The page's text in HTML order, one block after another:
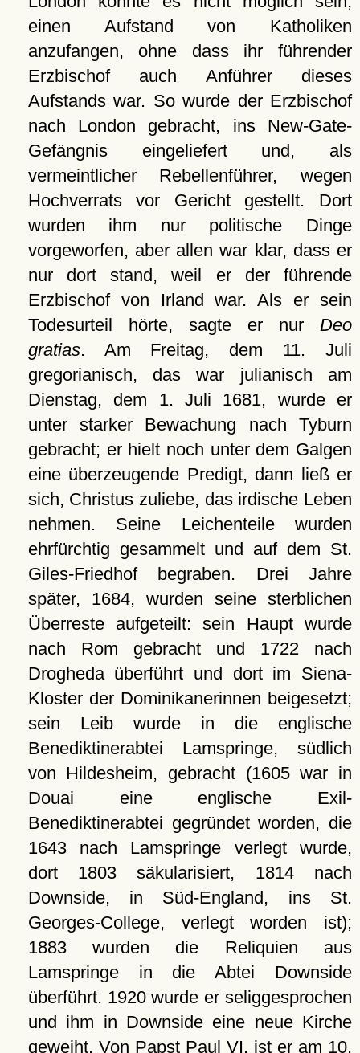
einen Aufstand von Katholiken
anzufangen, ohne dass ihr führender
Erzbischof auch Anführer dieses
Aufstands war. So wurde der Erzbischof
nach London gebracht, ins New-Gate-
Gefängnis eingeliefert und, als
vermeintlicher Rebellenführer, wegen
Hochverrats vor Gericht gestellt. Dort
wurden ihm nur politische Dinge
vorgeworfen, aber allen war klar, dass er
nur dort stand, weil er der führende
Erzbischof von Irland war. Als er sein
Todesurteil hörte, sagte er nur Deo
gratias. Am Freitag, dem 11. Juli
gregorianisch, das war julianisch am
Dienstag, dem 1. Juli 1681, wurde er
unter starker Bewachung nach Tyburn
gebracht; er hielt noch unter dem Galgen
eine überzeugende Predigt, dann ließ er
sich, Christus zuliebe, das irdische Leben
nehmen. Seine Leichenteile wurden
ehrfürchtig gesammelt und auf dem St.
Giles-Friedhof begraben. Drei Jahre
später, 1684, wurden seine sterblichen
Überreste aufgeteilt: sein Haupt wurde
nach Rom gebracht und 1722 nach
Drogheda überführt und dort im Siena-
Kloster der Dominikanerinnen beigesetzt;
sein Leib wurde in die englische
Benediktinerabtei Lamspringe, südlich
von Hildesheim, gebracht (1605 war in
Douai eine englische Exil-
Benediktinerabtei gegründet worden, die
1643 nach Lamspringe verlegt wurde,
dort 1803 säkularisiert, 1814 nach
Downside, in Süd-England, ins St.
Georges-College, verlegt worden ist);
1883 wurden die Reliquien aus
Lamspringe in die Abtei Downside
überführt. 1920 wurde er seliggesprochen
und ihm in Downside eine neue Kirche
geweiht. Von Papst Paul VI. ist er am 10.